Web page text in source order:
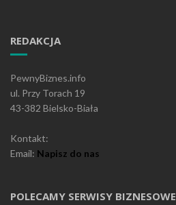
REDAKCJA
PewnyBiznes.info
ul. Przy Torach 19
43-382 Bielsko-Biała
Kontakt:
Email: Napisz do nas
POLECAMY SERWISY BIZNESOWE